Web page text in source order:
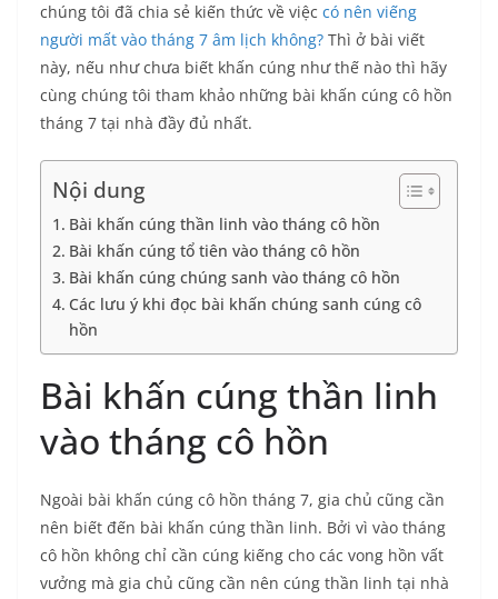
chúng tôi đã chia sẻ kiến thức về việc có nên viếng
người mất vào tháng 7 âm lịch không? Thì ở bài viết
này, nếu như chưa biết khấn cúng như thế nào thì hãy
cùng chúng tôi tham khảo những bài khấn cúng cô hồn
tháng 7 tại nhà đầy đủ nhất.
Nội dung
Bài khấn cúng thần linh vào tháng cô hồn
Bài khấn cúng tổ tiên vào tháng cô hồn
Bài khấn cúng chúng sanh vào tháng cô hồn
Các lưu ý khi đọc bài khấn chúng sanh cúng cô
hồn
Bài khấn cúng thần linh
vào tháng cô hồn
Ngoài bài khấn cúng cô hồn tháng 7, gia chủ cũng cần
nên biết đến bài khấn cúng thần linh. Bởi vì vào tháng
cô hồn không chỉ cần cúng kiếng cho các vong hồn vất
vưởng mà gia chủ cũng cần nên cúng thần linh tại nhà